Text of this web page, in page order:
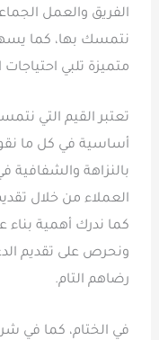
الفريق والعمل
نتمسك بها، كما
متميزة تلبي احتياجات
تعتبر القيم التي
أساسية في كل ما
بالنزاهة والشفافية
العملاء من خلال
كما ندرك أهمية بناء
ونحرص على تقديم
رضاهم التام.
في الختام، كما في